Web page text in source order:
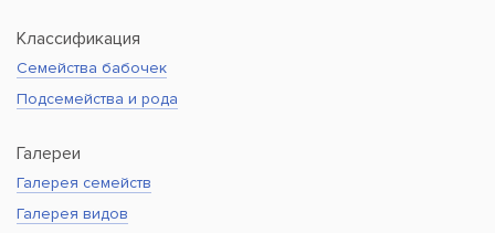
Классификация
Семейства бабочек
Подсемейства и рода
Галереи
Галерея семейств
Галерея видов